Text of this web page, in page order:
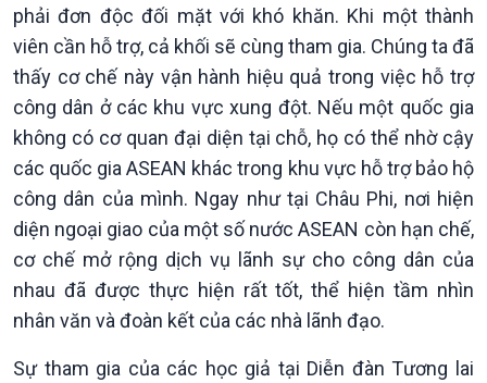
Chuyển đổi Xanh
Tài nguyên và Môi trường
Chuyên gia của bạn
Xã hội chuyển động
Bước chân đến trường
Sống chung với biến đổi
khí hậu
phải đơn độc đối mặt với khó khăn. Khi một thành
viên cần hỗ trợ, cả khối sẽ cùng tham gia. Chúng ta đã
thấy cơ chế này vận hành hiệu quả trong việc hỗ trợ
công dân ở các khu vực xung đột. Nếu một quốc gia
không có cơ quan đại diện tại chỗ, họ có thể nhờ cậy
các quốc gia ASEAN khác trong khu vực hỗ trợ bảo hộ
công dân của mình. Ngay như tại Châu Phi, nơi hiện
diện ngoại giao của một số nước ASEAN còn hạn chế,
cơ chế mở rộng dịch vụ lãnh sự cho công dân của
nhau đã được thực hiện rất tốt, thể hiện tầm nhìn
nhân văn và đoàn kết của các nhà lãnh đạo.
Sự tham gia của các học giả tại Diễn đàn Tương lai